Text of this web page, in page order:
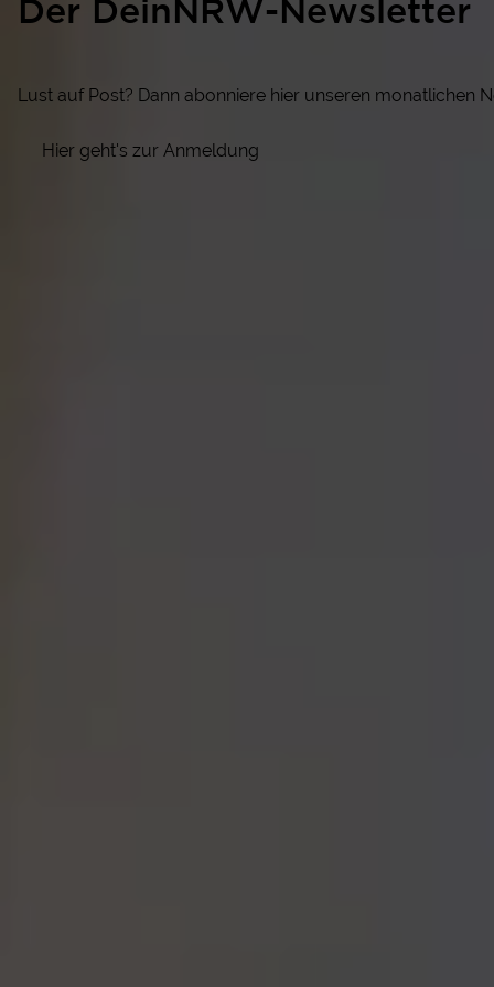
Der DeinNRW-Newsletter
Lust auf Post? Dann abonniere hier unseren
Hier geht's zur Anmeldung